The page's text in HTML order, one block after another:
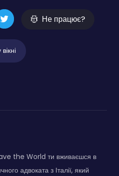
Не працює?
the World ти вживаєшся в
адвоката з Італії, який